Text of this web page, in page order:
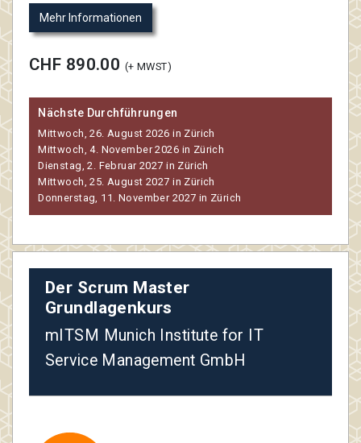
Mehr Informationen
CHF 890.00 (+ MWST)
Nächste Durchführungen
Mittwoch, 26. August 2026 in Zürich
Mittwoch, 4. November 2026 in Zürich
Dienstag, 2. Februar 2027 in Zürich
Mittwoch, 25. August 2027 in Zürich
Donnerstag, 11. November 2027 in Zürich
Der Scrum Master
Grundlagenkurs
mITSM Munich Institute for IT
Service Management GmbH